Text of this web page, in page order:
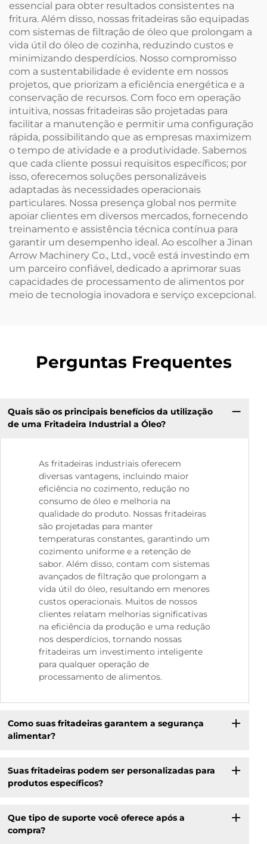
essencial para obter resultados consistentes na
fritura. Além disso, nossas fritadeiras são equipadas
com sistemas de filtração de óleo que prolongam a
vida útil do óleo de cozinha, reduzindo custos e
minimizando desperdícios. Nosso compromisso
com a sustentabilidade é evidente em nossos
projetos, que priorizam a eficiência energética e a
conservação de recursos. Com foco em operação
intuitiva, nossas fritadeiras são projetadas para
facilitar a manutenção e permitir uma configuração
rápida, possibilitando que as empresas maximizem
o tempo de atividade e a produtividade. Sabemos
que cada cliente possui requisitos específicos; por
isso, oferecemos soluções personalizáveis
adaptadas às necessidades operacionais
particulares. Nossa presença global nos permite
apoiar clientes em diversos mercados, fornecendo
treinamento e assistência técnica contínua para
garantir um desempenho ideal. Ao escolher a Jinan
Arrow Machinery Co., Ltd., você está investindo em
um parceiro confiável, dedicado a aprimorar suas
capacidades de processamento de alimentos por
meio de tecnologia inovadora e serviço excepcional.
Perguntas Frequentes
Quais são os principais benefícios da utilização
de uma Fritadeira Industrial a Óleo?
As fritadeiras industriais oferecem
diversas vantagens, incluindo maior
eficiência no cozimento, redução no
consumo de óleo e melhoria na
qualidade do produto. Nossas fritadeiras
são projetadas para manter
temperaturas constantes, garantindo um
cozimento uniforme e a retenção de
sabor. Além disso, contam com sistemas
avançados de filtração que prolongam a
vida útil do óleo, resultando em menores
custos operacionais. Muitos de nossos
clientes relatam melhorias significativas
na eficiência da produção e uma redução
nos desperdícios, tornando nossas
fritadeiras um investimento inteligente
para qualquer operação de
processamento de alimentos.
Como suas fritadeiras garantem a segurança
alimentar?
Suas fritadeiras podem ser personalizadas para
produtos específicos?
Que tipo de suporte você oferece após a
compra?